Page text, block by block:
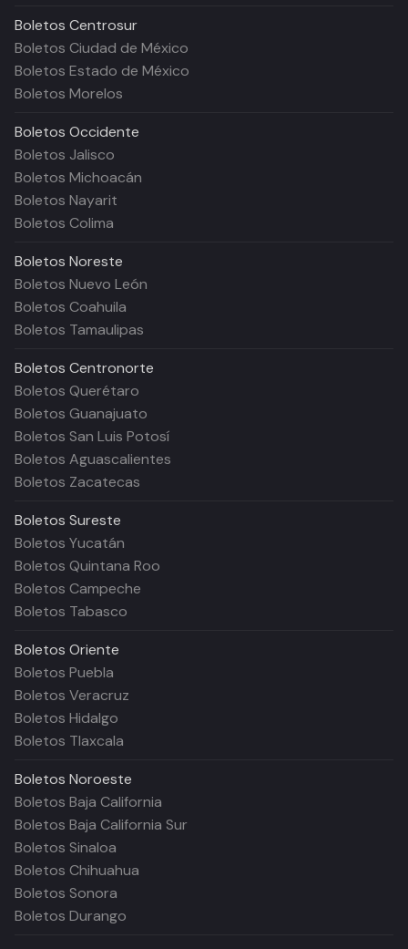
Boletos Centrosur
Boletos Ciudad de México
Boletos Estado de México
Boletos Morelos
Boletos Occidente
Boletos Jalisco
Boletos Michoacán
Boletos Nayarit
Boletos Colima
Boletos Noreste
Boletos Nuevo León
Boletos Coahuila
Boletos Tamaulipas
Boletos Centronorte
Boletos Querétaro
Boletos Guanajuato
Boletos San Luis Potosí
Boletos Aguascalientes
Boletos Zacatecas
Boletos Sureste
Boletos Yucatán
Boletos Quintana Roo
Boletos Campeche
Boletos Tabasco
Boletos Oriente
Boletos Puebla
Boletos Veracruz
Boletos Hidalgo
Boletos Tlaxcala
Boletos Noroeste
Boletos Baja California
Boletos Baja California Sur
Boletos Sinaloa
Boletos Chihuahua
Boletos Sonora
Boletos Durango